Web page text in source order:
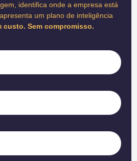
identifica onde a empresa está
um plano de inteligência
custo. Sem compromisso.